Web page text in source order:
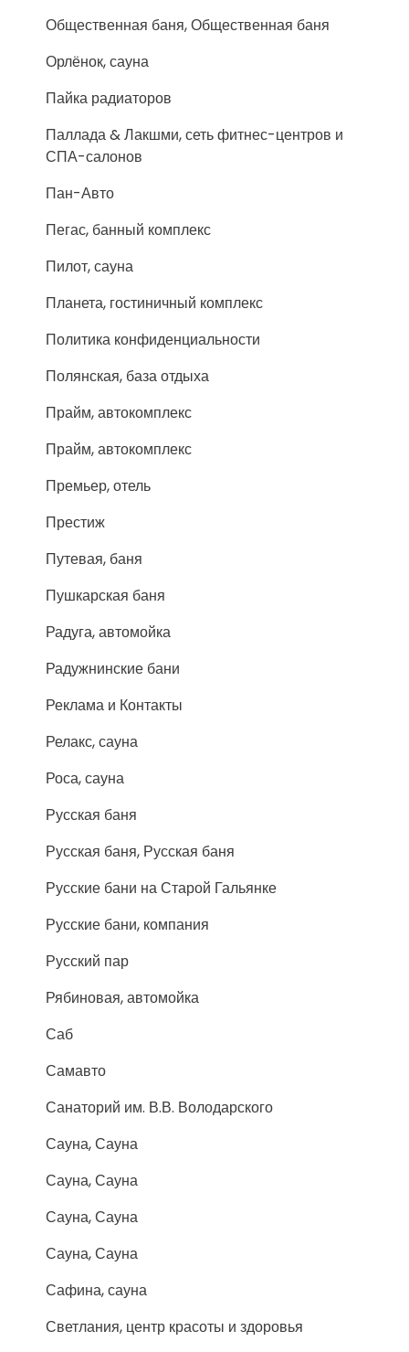
Общественная баня, Общественная баня
Орлёнок, сауна
Пайка радиаторов
Паллада & Лакшми, сеть фитнес-центров и
СПА-салонов
Пан-Авто
Пегас, банный комплекс
Пилот, сауна
Планета, гостиничный комплекс
Политика конфиденциальности
Полянская, база отдыха
Прайм, автокомплекс
Прайм, автокомплекс
Премьер, отель
Престиж
Путевая, баня
Пушкарская баня
Радуга, автомойка
Радужнинские бани
Реклама и Контакты
Релакс, сауна
Роса, сауна
Русская баня
Русская баня, Русская баня
Русские бани на Старой Гальянке
Русские бани, компания
Русский пар
Рябиновая, автомойка
Саб
Самавто
Санаторий им. В.В. Володарского
Сауна, Сауна
Сауна, Сауна
Сауна, Сауна
Сауна, Сауна
Сафина, сауна
Светлания, центр красоты и здоровья